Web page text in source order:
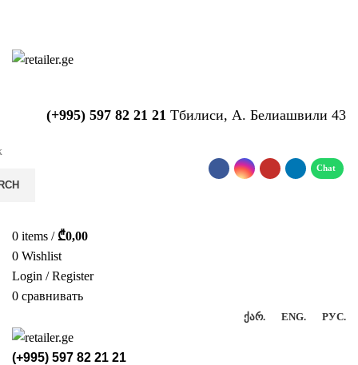
(+995) 597 82 21 21 Тбилиси, А. Белиашвили 43
0 items / ₾0,00
0 Wishlist
Login / Register
0 сравнивать
ᲥᲐᲠ. ENG. РУС.
(+995) 597 82 21 21